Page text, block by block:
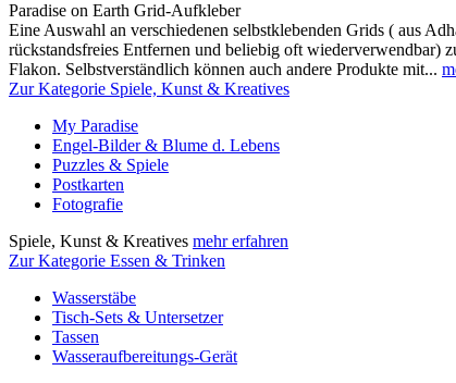
Paradise on Earth Grid-Aufkleber
Eine Auswahl an verschiedenen selbstklebenden Grids ( aus
rückstandsfreies Entfernen und beliebig oft wiederverwendbar)
Flakon. Selbstverständlich können auch andere Produkte mit...
Zur Kategorie Spiele, Kunst & Kreatives
My Paradise
Engel-Bilder & Blume d. Lebens
Puzzles & Spiele
Postkarten
Fotografie
Spiele, Kunst & Kreatives mehr erfahren
Zur Kategorie Essen & Trinken
Wasserstäbe
Tisch-Sets & Untersetzer
Tassen
Wasseraufbereitungs-Gerät